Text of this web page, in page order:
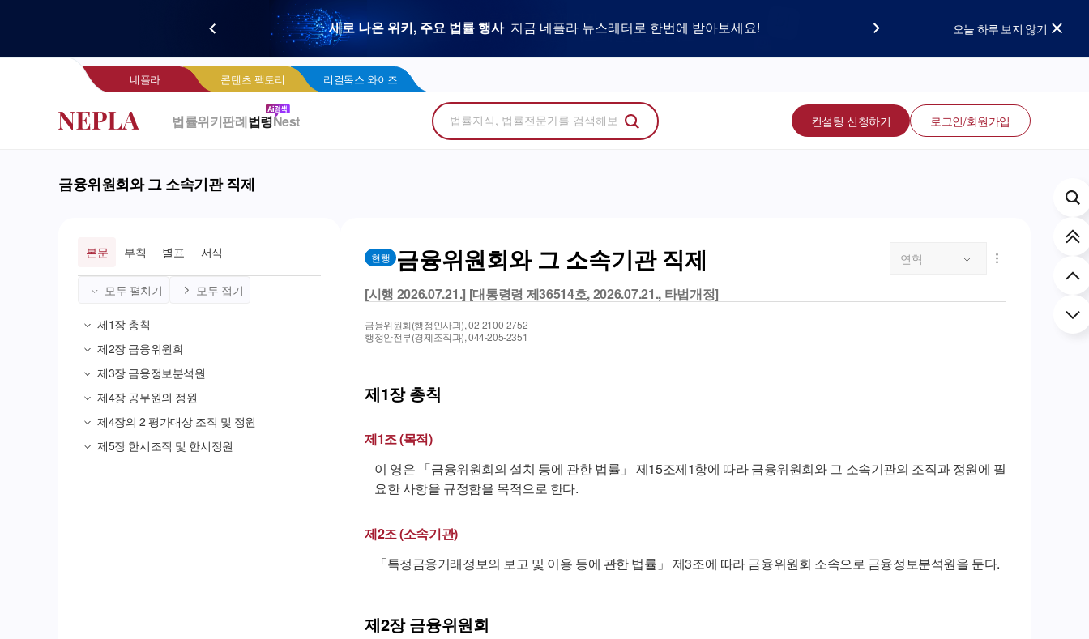
우리 로펌 홈페이지,
콘텐츠 팩토리에서 기고문 1개로 매일 연성하세요.
새로 나온 위키, 주요 법률 행사 지금 네플라 뉴스레터로 한번에 받아보세요!
LegalDocs
Wise 리걸독스 와이즈프로 사전등록 신청하기
네플라 광고 문의 법률 소비자에게 지금 당신의 브랜드를 보여주세요! 오늘 하루 보지 않기
네플라 콘텐츠 팩토리 리걸독스 와이즈
법률위키판례법령Nest 컨설팅 신청하기 로그인/회원가입
금융위원회와 그 소속기관 직제
본문 부칙 별표 서식
모두 펼치기 모두 접기
제1장 총칙
제2장 금융위원회
제3장 금융정보분석원
제4장 공무원의 정원
제4장의 2 평가대상 조직 및 정원
제5장 한시조직 및 한시정원
현행 금융위원회와 그 소속기관 직제 연혁
[시행 2026.07.21.] [대통령령 제36514호, 2026.07.21., 타법개정]
금융위원회(행정인사과), 02-2100-2752
행정안전부(경제조직과), 044-205-2351
제1장 총칙
제1조 (목적)
이 영은 「금융위원회의 설치 등에 관한 법률」 제15조제1항에 따라 금융위원회와 그 소속기관의 조직과 정원에 필
요한 사항을 규정함을 목적으로 한다.
제2조 (소속기관)
「특정금융거래정보의 보고 및 이용 등에 관한 법률」 제3조에 따라 금융위원회 소속으로 금융정보분석원을 둔다.
제2장 금융위원회